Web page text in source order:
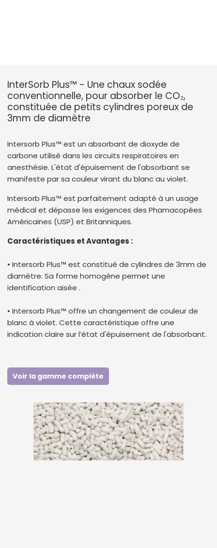
InterSorb Plus™ - Une chaux sodée
conventionnelle, pour absorber le CO₂,
constituée de petits cylindres poreux de
3mm de diamètre
Intersorb Plus™ est un absorbant de dioxyde de
carbone utilisé dans les circuits respiratoires en
anesthésie. L'état d'épuisement de l'absorbant se
manifeste par sa couleur virant du blanc au violet.
Intersorb Plus™ est parfaitement adapté à un usage
médical et dépasse les exigences des Phamacopées
Américaines (USP) et Britanniques.
Caractéristiques et Avantages :
• Intersorb Plus™ est constitué de cylindres de 3mm de
diamètre. Sa forme homogène permet une
identification aisée .
• Intersorb Plus™ offre un changement de couleur de
blanc à violet. Cette caractéristique offre une
indication claire sur l’état d'épuisement de l'absorbant.
Voir la gamme compléte